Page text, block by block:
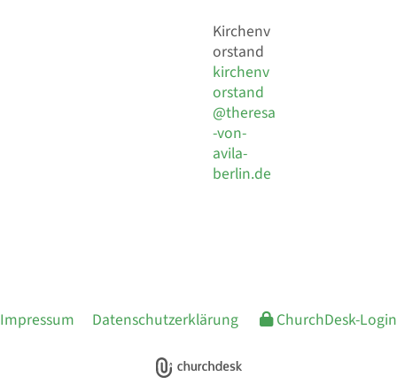
Kirchenv
orstand
kirchenv
orstand
@theresa
-von-
avila-
berlin.de
Impressum Datenschutzerklärung ChurchDesk-Login